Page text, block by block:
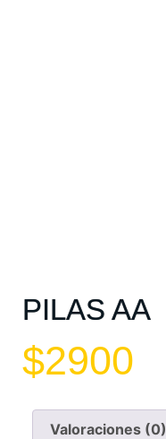
PILAS AA
$2900
Valoraciones (0)